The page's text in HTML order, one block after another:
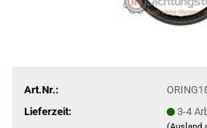
Art.Nr.:
Lieferzeit:
3-4